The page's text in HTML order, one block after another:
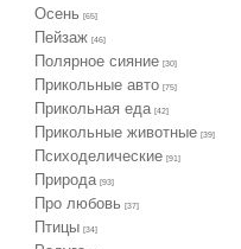
Осень [65]
Пейзаж [46]
Полярное сияние [30]
Прикольные авто [75]
Прикольная еда [42]
Прикольные животные [39]
Психоделические [91]
Природа [93]
Про любовь [37]
Птицы [34]